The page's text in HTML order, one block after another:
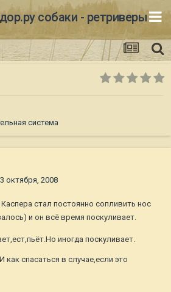
собаки - ретриверы
система
октября, 2008
стал постоянно сопливить нос
и он всё время поскуливает.
иногда поскуливает.
спасаться в случае,если это